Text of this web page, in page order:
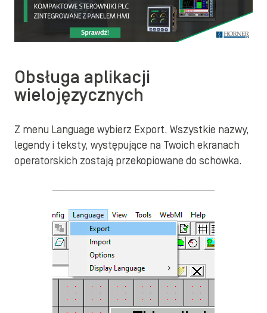
Obsługa aplikacji
wielojęzycznych
Z menu Language wybierz Export. Wszystkie nazwy,
legendy i teksty, występujące na Twoich ekranach
operatorskich zostają przekopiowane do schowka.